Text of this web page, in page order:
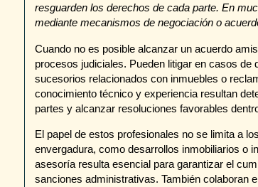
resguarden los derechos de cada parte. En
mediante mecanismos de negociación o
Cuando no es posible alcanzar un acuerdo
procesos judiciales. Pueden litigar en casos
sucesorios relacionados con inmuebles o
conocimiento técnico y experiencia resultan
partes y alcanzar resoluciones favorables
El papel de estos profesionales no se limita a
envergadura, como desarrollos inmobiliarios o
asesoría resulta esencial para garantizar el
sanciones administrativas. También colaboran